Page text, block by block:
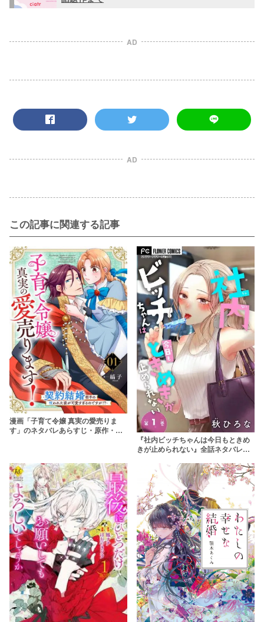
AD
AD
この記事に関連する記事
漫画「子育て令嬢 真実の愛売りま
す」のネタバレあらすじ・原作・無
『社内ビッチちゃんは今日もときめ
きが止められない』全話ネタバレあ
を使わずに安全に読もう